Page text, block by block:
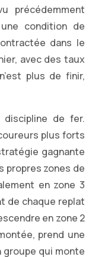
précédemment
condition de
dans le
avec des taux
plus de finir,
de fer.
plus forts
gagnante
propres zones de
en zone 3
de chaque replat
en zone 2
prend une
groupe qui monte